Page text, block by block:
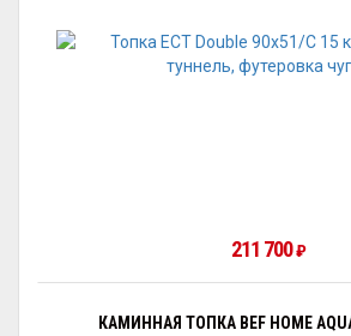
211 700₽
КАМИННАЯ ТОПКА BEF HOME